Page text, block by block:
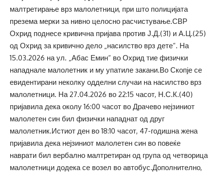
малтретирање врз малолетници, при што полицијата
презема мерки за нивно целосно расчистување.СВР
Охрид поднесе кривична пријава против Ј.Д.(31) и А.Ц.(25)
од Охрид за кривично дело „насилство врз дете“. На
15.03.2026 на ул. „Абас Емин“ во Охрид тие физички
нападнале малолетник и му упатиле закани.Во Скопје се
евидентирани неколку одделни случаи на насилство врз
малолетници. На 27.04.2026 во 22:15 часот, Н.С.К.(40)
пријавила дека околу 16:00 часот во Драчево нејзиниот
малолетен син бил физички нападнат од друг
малолетник.Истиот ден во 18:10 часот, 47-годишна жена
пријавила дека нејзиниот малолетен син во повеќе
наврати бил вербално малтретиран од група од четворица
малолетници додека се возел во автобус.Дополнително,